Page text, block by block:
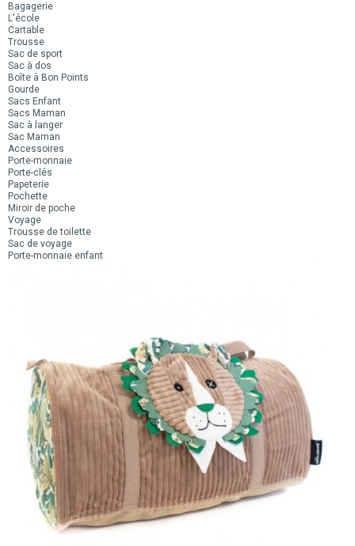
Bagagerie
L'école
Cartable
Trousse
Sac de sport
Sac à dos
Boîte à Bon Points
Gourde
Sacs Enfant
Sacs Maman
Sac à langer
Sac Maman
Accessoires
Porte-monnaie
Porte-clés
Papeterie
Pochette
Miroir de poche
Voyage
Trousse de toilette
Sac de voyage
Porte-monnaie enfant